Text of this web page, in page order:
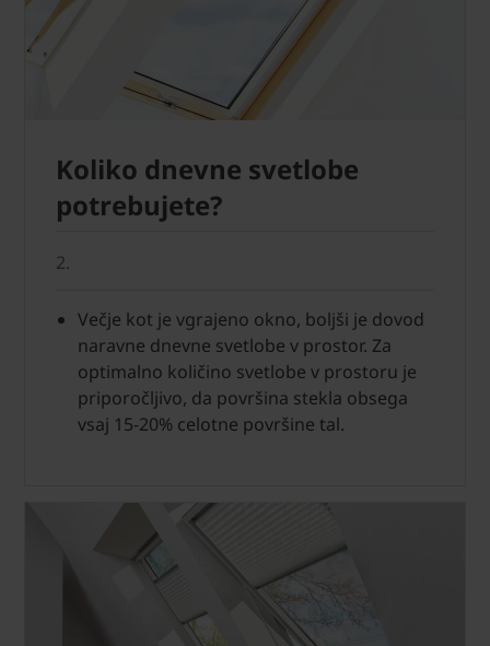
Koliko dnevne svetlobe
potrebujete?
2.
Večje kot je vgrajeno okno, boljši je dovod
naravne dnevne svetlobe v prostor. Za
optimalno količino svetlobe v prostoru je
priporočljivo, da površina stekla obsega
vsaj 15-20% celotne površine tal.